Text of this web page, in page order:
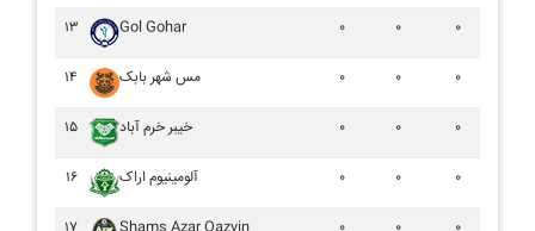
۱۳ Gol Gohar ۰ ۰ ۰
۱۴ مس شهر بابک ۰ ۰ ۰
۱۵ خيبر خرم آباد ۰ ۰ ۰
۱۶ آلومينيوم اراک ۰ ۰ ۰